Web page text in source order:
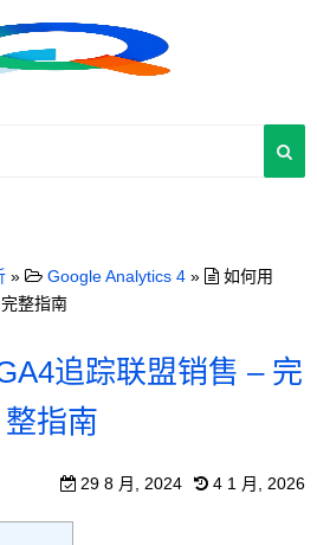
» Google Analytics 4 »
如何用
整指南
追踪联盟销售 – 完
整指南
29 8 月, 2024 4 1 月, 2026